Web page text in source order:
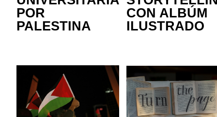
POR
PALESTINA
CON ALBÚM
ILUSTRADO